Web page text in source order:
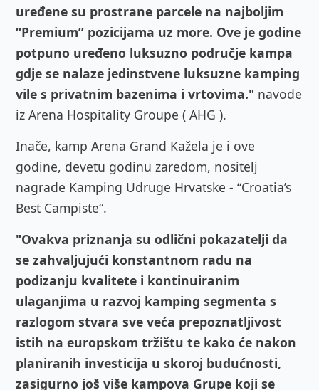
uređene su prostrane parcele na najboljim
“Premium” pozicijama uz more. Ove je godine
potpuno uređeno luksuzno područje kampa
gdje se nalaze jedinstvene luksuzne kamping
vile s privatnim bazenima i vrtovima." navode
iz Arena Hospitality Groupe ( AHG ).
Inače, kamp Arena Grand Kažela je i ove
godine, devetu godinu zaredom, nositelj
nagrade Kamping Udruge Hrvatske - “Croatia’s
Best Campiste“.
"Ovakva priznanja su odlični pokazatelji da
se zahvaljujući konstantnom radu na
podizanju kvalitete i kontinuiranim
ulaganjima u razvoj kamping segmenta s
razlogom stvara sve veća prepoznatljivost
istih na europskom tržištu te kako će nakon
planiranih investicija u skoroj budućnosti,
zasigurno još više kampova Grupe koji se